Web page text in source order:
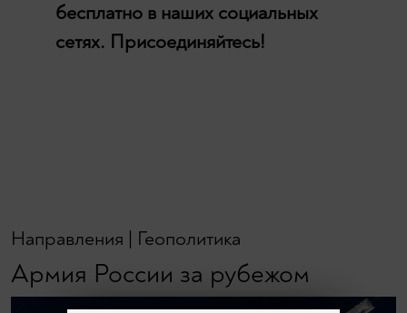
бесплатно в наших социальных
сетях. Присоединяйтесь!
Направления Геополитика
Армия России за рубежом